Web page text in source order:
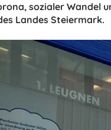
sozialer Wandel
Landes Steiermark.